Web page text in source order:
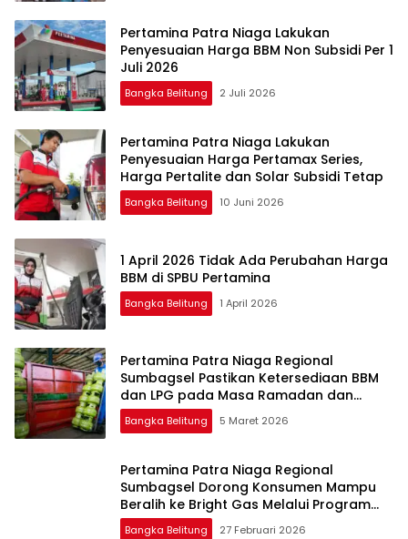
Pertamina Patra Niaga Lakukan
Penyesuaian Harga BBM Non Subsidi Per 1
Juli 2026
Bangka Belitung 2 Juli 2026
Pertamina Patra Niaga Lakukan
Penyesuaian Harga Pertamax Series,
Harga Pertalite dan Solar Subsidi Tetap
Bangka Belitung 10 Juni 2026
1 April 2026 Tidak Ada Perubahan Harga
BBM di SPBU Pertamina
Bangka Belitung 1 April 2026
Pertamina Patra Niaga Regional
Sumbagsel Pastikan Ketersediaan BBM
dan LPG pada Masa Ramadan dan
Menjelang Idulfitri
Bangka Belitung 5 Maret 2026
Pertamina Patra Niaga Regional
Sumbagsel Dorong Konsumen Mampu
Beralih ke Bright Gas Melalui Program
Trade In di Belitung Timur
Bangka Belitung 27 Februari 2026